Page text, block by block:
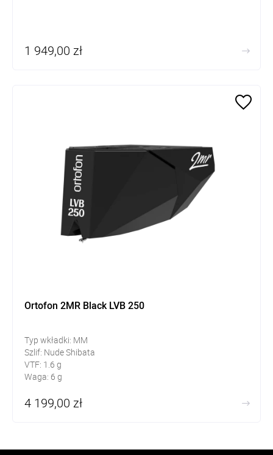
1 949,00 zł
Ortofon 2MR Black LVB 250
Typ wkładki: MM
Szlif: Nude Shibata
VTF: 1.6 g
Waga: 6 g
4 199,00 zł